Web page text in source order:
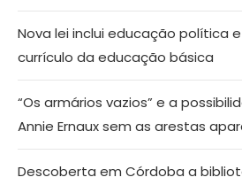
Nova lei inclui educação política
currículo da educação básica
“Os armários vazios” e a
Annie Ernaux sem as arestas
Descoberta em Córdoba a